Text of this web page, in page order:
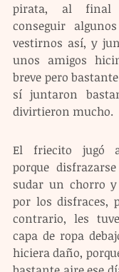
pirata, al final
conseguir
vestirnos así, y
unos amigos
breve pero
sí juntaron
divirtieron mucho.
El friecito jugó
porque
sudar un chorro
por los disfraces,
contrario, les
capa de ropa
hiciera daño,